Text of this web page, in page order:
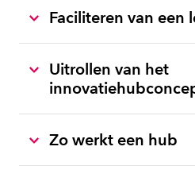
Faciliteren van een
Uitrollen van het
Zo werkt een hub